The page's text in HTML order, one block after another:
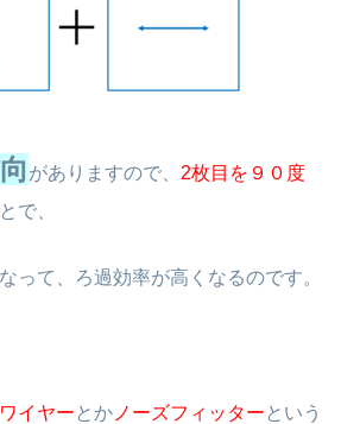
がありますので、 2枚目を９０度
で、
って、ろ過効率が高くなるのです。
イヤー とか ノーズフィッター という